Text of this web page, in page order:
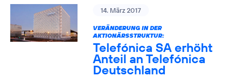
14. März 2017
VERÄNDERUNG IN DER
AKTIONÄRSSTRUKTUR:
Telefónica SA erhöht
Anteil an Telefónica
Deutschland